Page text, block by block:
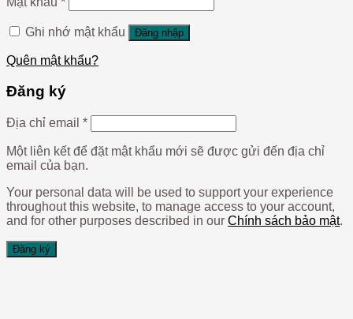
Ghi nhớ mật khẩu Đăng nhập
Quên mật khẩu?
Đăng ký
Địa chỉ email *
Một liên kết để đặt mật khẩu mới sẽ được gửi đến địa chỉ
email của bạn.
Your personal data will be used to support your experience
throughout this website, to manage access to your account,
and for other purposes described in our Chính sách bảo mật.
Đăng ký